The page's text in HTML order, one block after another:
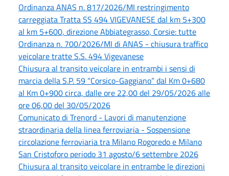
Ordinanza ANAS n. 817/2026/MI restringimento
carreggiata Tratta SS 494 VIGEVANESE dal km 5+300
al km 5+600, direzione Abbiategrasso, Corsie: tutte
Ordinanza n. 700/2026/MI di ANAS - chiusura traffico
veicolare tratte S.S. 494 Vigevanese
Chiusura al transito veicolare in entrambi i sensi di
marcia della S.P. 59 “Corsico-Gaggiano” dal Km 0+680
al Km 0+900 circa, dalle ore 22,00 del 29/05/2026 alle
ore 06,00 del 30/05/2026
Comunicato di Trenord - Lavori di manutenzione
straordinaria della linea ferroviaria - Sospensione
circolazione ferroviaria tra Milano Rogoredo e Milano
San Cristoforo periodo 31 agosto/6 settembre 2026
Chiusura al transito veicolare in entrambe le direzioni